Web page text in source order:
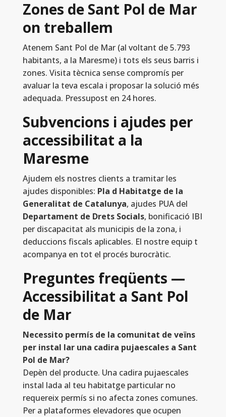
Zones de Sant Pol de Mar
on treballem
Atenem Sant Pol de Mar (al voltant de 5.793
habitants, a la Maresme) i tots els seus barris i
zones. Visita tècnica sense compromís per
avaluar la teva escala i proposar la solució més
adequada. Pressupost en 24 hores.
Subvencions i ajudes per
accessibilitat a la
Maresme
Ajudem els nostres clients a tramitar les
ajudes disponibles: Pla d Habitatge de la
Generalitat de Catalunya, ajudes PUA del
Departament de Drets Socials, bonificació IBI
per discapacitat als municipis de la zona, i
deduccions fiscals aplicables. El nostre equip t
acompanya en tot el procés burocràtic.
Preguntes freqüents —
Accessibilitat a Sant Pol
de Mar
Necessito permís de la comunitat de veïns
per instal lar una cadira pujaescales a Sant
Pol de Mar?
Depèn del producte. Una cadira pujaescales
instal lada al teu habitatge particular no
requereix permís si no afecta zones comunes.
Per a plataformes elevadores que ocupen